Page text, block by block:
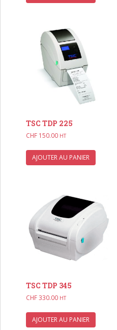
TSC TDP 225
CHF 150.00 HT
AJOUTER AU PANIER
TSC TDP 345
CHF330.00 HT
AJOUTER AU PANIER